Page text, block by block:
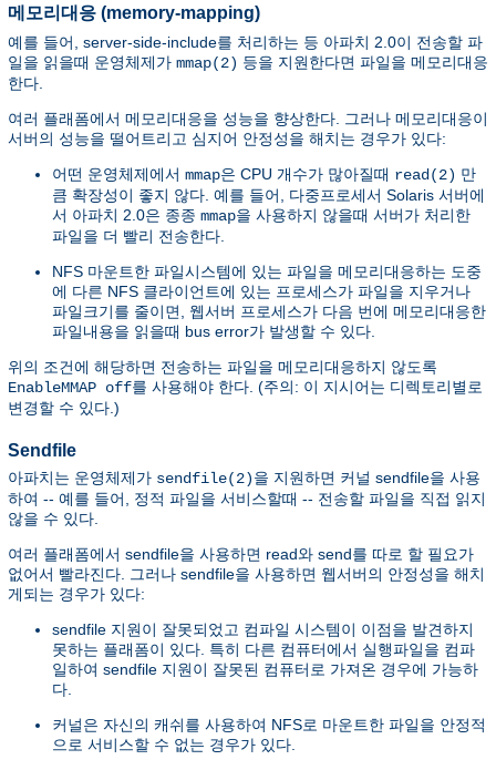
메모리대응 (memory-mapping)
예를 들어, server-side-include를 처리하는 등 아파치 2.0이 전송할 파
일을 읽을때 운영체제가 mmap(2) 등을 지원한다면 파일을 메모리대응
한다.
여러 플래폼에서 메모리대응을 성능을 향상한다. 그러나 메모리대응이
서버의 성능을 떨어트리고 심지어 안정성을 해치는 경우가 있다:
어떤 운영체제에서 mmap은 CPU 개수가 많아질때 read(2) 만
큼 확장성이 좋지 않다. 예를 들어, 다중프로세서 Solaris 서버에
서 아파치 2.0은 종종 mmap을 사용하지 않을때 서버가 처리한
파일을 더 빨리 전송한다.
NFS 마운트한 파일시스템에 있는 파일을 메모리대응하는 도중
에 다른 NFS 클라이언트에 있는 프로세스가 파일을 지우거나
파일크기를 줄이면, 웹서버 프로세스가 다음 번에 메모리대응한
파일내용을 읽을때 bus error가 발생할 수 있다.
위의 조건에 해당하면 전송하는 파일을 메모리대응하지 않도록
EnableMMAP off를 사용해야 한다. (주의: 이 지시어는 디렉토리별로
변경할 수 있다.)
Sendfile
아파치는 운영체제가 sendfile(2)을 지원하면 커널 sendfile을 사용
하여 -- 예를 들어, 정적 파일을 서비스할때 -- 전송할 파일을 직접 읽지
않을 수 있다.
여러 플래폼에서 sendfile을 사용하면 read와 send를 따로 할 필요가
없어서 빨라진다. 그러나 sendfile을 사용하면 웹서버의 안정성을 해치
게되는 경우가 있다:
sendfile 지원이 잘못되었고 컴파일 시스템이 이점을 발견하지
못하는 플래폼이 있다. 특히 다른 컴퓨터에서 실행파일을 컴파
일하여 sendfile 지원이 잘못된 컴퓨터로 가져온 경우에 가능하
다.
커널은 자신의 캐쉬를 사용하여 NFS로 마운트한 파일을 안정적
으로 서비스할 수 없는 경우가 있다.